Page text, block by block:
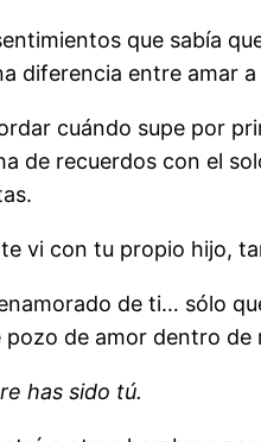
que sabía
diferencia entre amar
cuándo supe por
de recuerdos con el
vi con tu propio hijo,
de ti… sólo
de amor dentro
has sido tú.